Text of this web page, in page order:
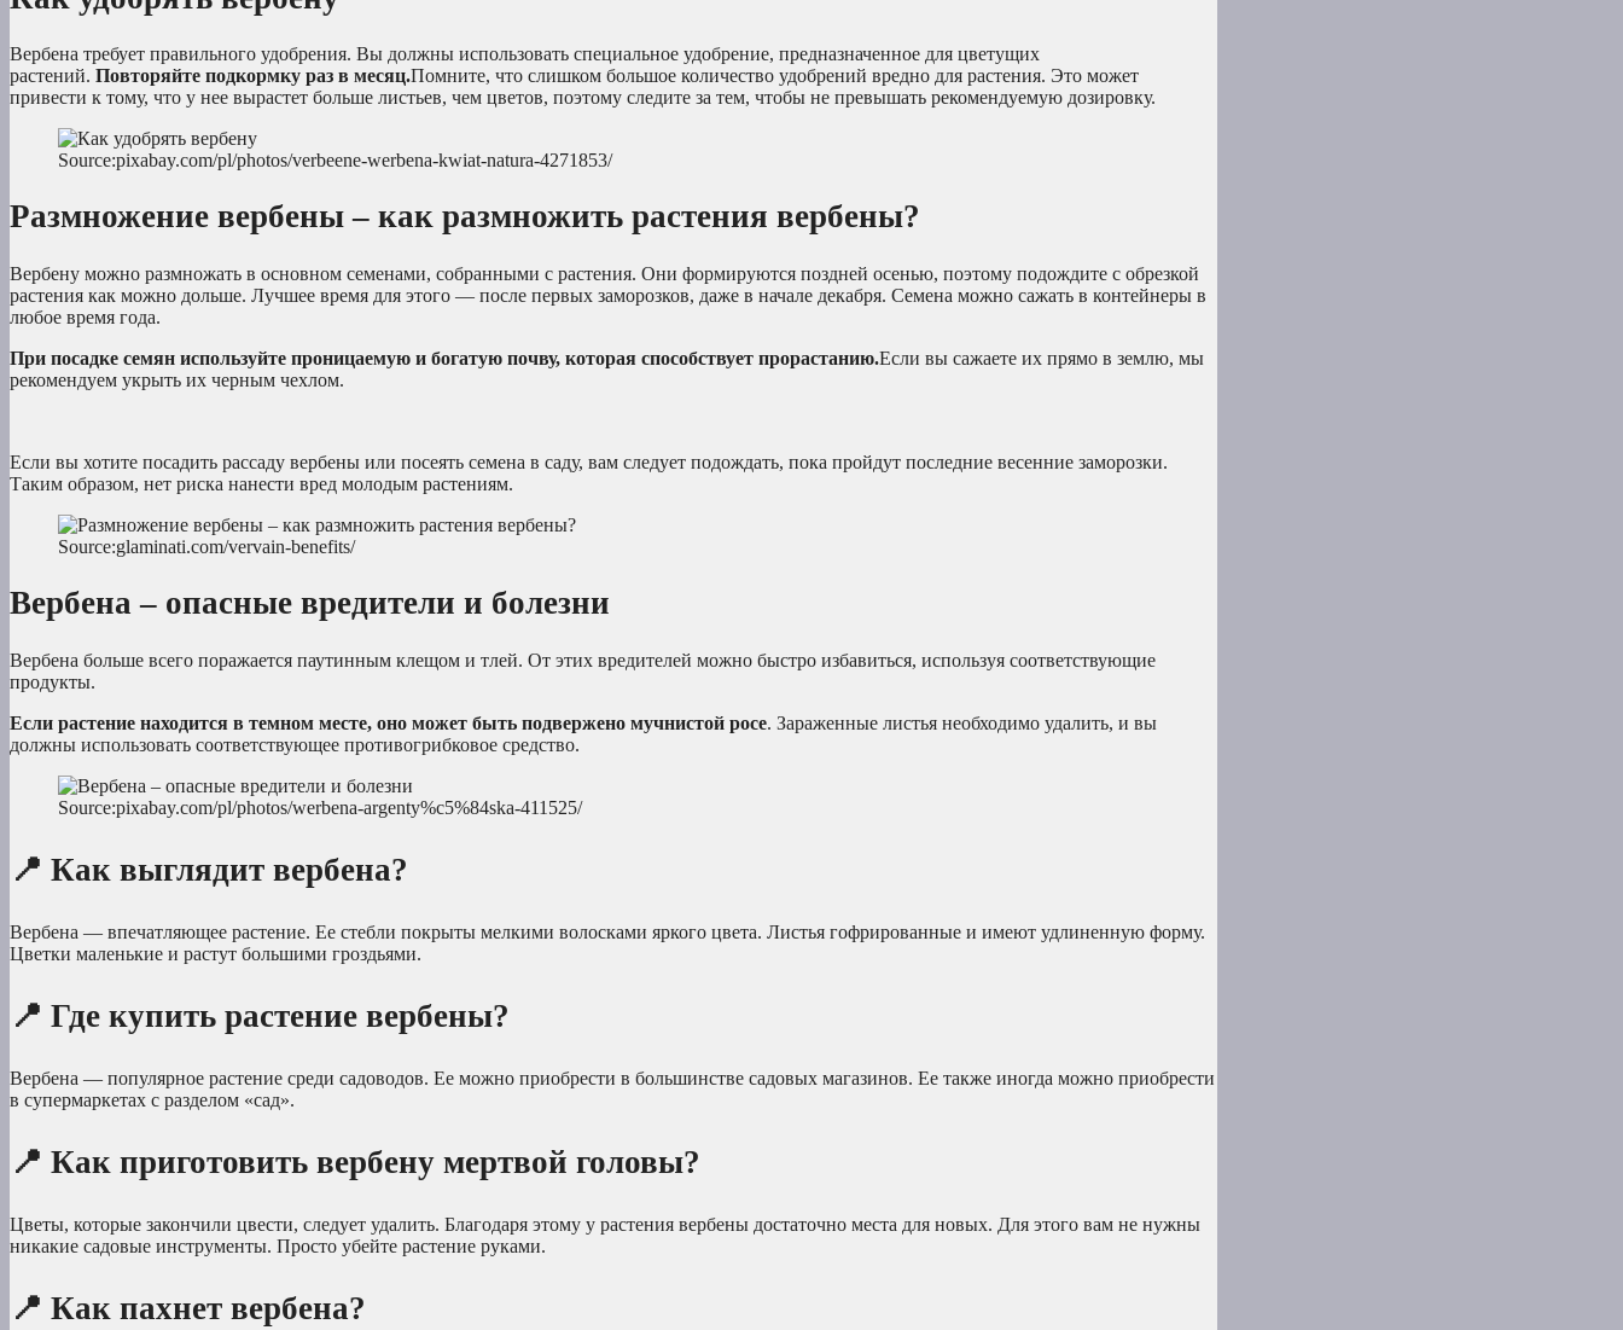
Вербена требует правильного удобрения. Вы должны использовать специальное удобрение, предназначенное для цветущих
растений. Повторяйте подкормку раз в месяц.Помните, что слишком большое количество удобрений вредно для растения. Это может
привести к тому, что у нее вырастет больше листьев, чем цветов, поэтому следите за тем, чтобы не превышать рекомендуемую дозировку.
Source:pixabay.com/pl/photos/verbeene-werbena-kwiat-natura-4271853/
Размножение вербены – как размножить растения вербены?
Вербену можно размножать в основном семенами, собранными с растения. Они формируются поздней осенью, поэтому подождите с обрезкой
растения как можно дольше. Лучшее время для этого — после первых заморозков, даже в начале декабря. Семена можно сажать в контейнеры в
любое время года.
При посадке семян используйте проницаемую и богатую почву, которая способствует прорастанию.Если вы сажаете их прямо в землю, мы
рекомендуем укрыть их черным чехлом.
Если вы хотите посадить рассаду вербены или посеять семена в саду, вам следует подождать, пока пройдут последние весенние заморозки.
Таким образом, нет риска нанести вред молодым растениям.
Source:glaminati.com/vervain-benefits/
Вербена – опасные вредители и болезни
Вербена больше всего поражается паутинным клещом и тлей. От этих вредителей можно быстро избавиться, используя соответствующие
продукты.
Если растение находится в темном месте, оно может быть подвержено мучнистой росе. Зараженные листья необходимо удалить, и вы
должны использовать соответствующее противогрибковое средство.
Source:pixabay.com/pl/photos/werbena-argenty%c5%84ska-411525/
📍 Как выглядит вербена?
Вербена — впечатляющее растение. Ее стебли покрыты мелкими волосками яркого цвета. Листья гофрированные и имеют удлиненную форму.
Цветки маленькие и растут большими гроздьями.
📍 Где купить растение вербены?
Вербена — популярное растение среди садоводов. Ее можно приобрести в большинстве садовых магазинов. Ее также иногда можно приобрести
в супермаркетах с разделом «сад».
📍 Как приготовить вербену мертвой головы?
Цветы, которые закончили цвести, следует удалить. Благодаря этому у растения вербены достаточно места для новых. Для этого вам не нужны
никакие садовые инструменты. Просто убейте растение руками.
📍 Как пахнет вербена?